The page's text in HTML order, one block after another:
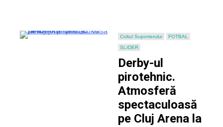
Coltul Suporterului
FOTBAL
SLIDER
Derby-ul
pirotehnic.
Atmosferă
spectaculoasă
pe Cluj Arena la